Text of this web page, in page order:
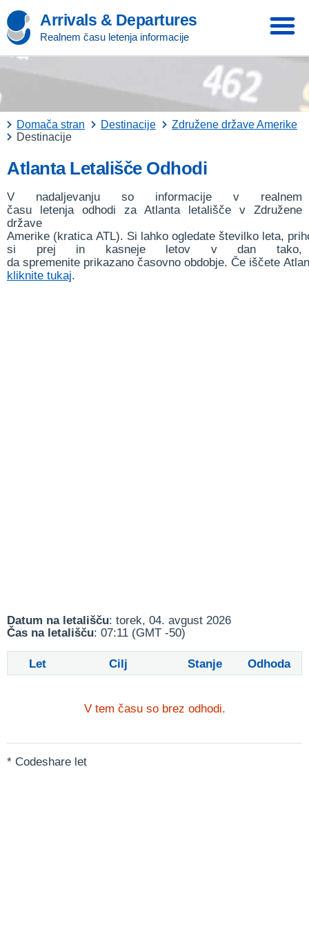
Arrivals & Departures
Realnem času letenja informacije
Domača stran Destinacije
Združene države Amerike
Destinacije
Atlanta Letališče Odhodi
V nadaljevanju so informacije v realnem
času letenja odhodi za Atlanta letališče v Združene
države
Amerike (kratica ATL). Si lahko ogledate številko leta,
si prej in kasneje letov v dan tako,
da spremenite prikazano časovno obdobje. Če iščete
kliknite tukaj.
Datum na letališču: torek, 04. avgust 2026
Čas na letališču: 07:11 (GMT -50)
Let Cilj Stanje Odhoda
V tem času so brez odhodi.
* Codeshare let